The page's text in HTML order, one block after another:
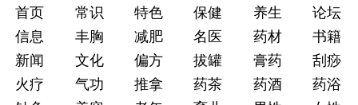
首页 常识 特色 保健 养生
论坛
信息
丰胸 减肥 名医 药材
书籍
新闻
文化 偏方 拔罐 膏药
刮痧
火疗
气功 推拿 药茶 药酒
药浴